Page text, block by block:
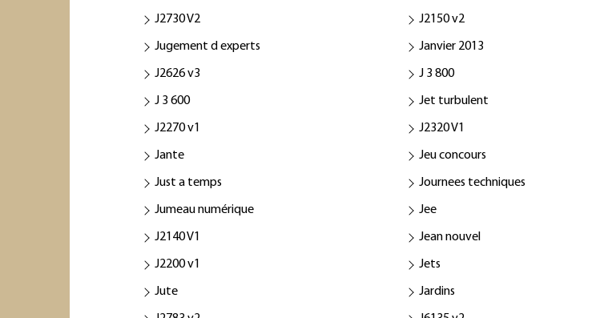
J2730 V2 J2150 v2
Jugement d experts Janvier 2013
J2626 v3 J 3 800
J 3 600 Jet turbulent
J2270 v1 J2320 V1
Jante Jeu concours
Just a temps Journees techniques
Jumeau numérique Jee
J2140 V1 Jean nouvel
J2200 v1 Jets
Jute Jardins